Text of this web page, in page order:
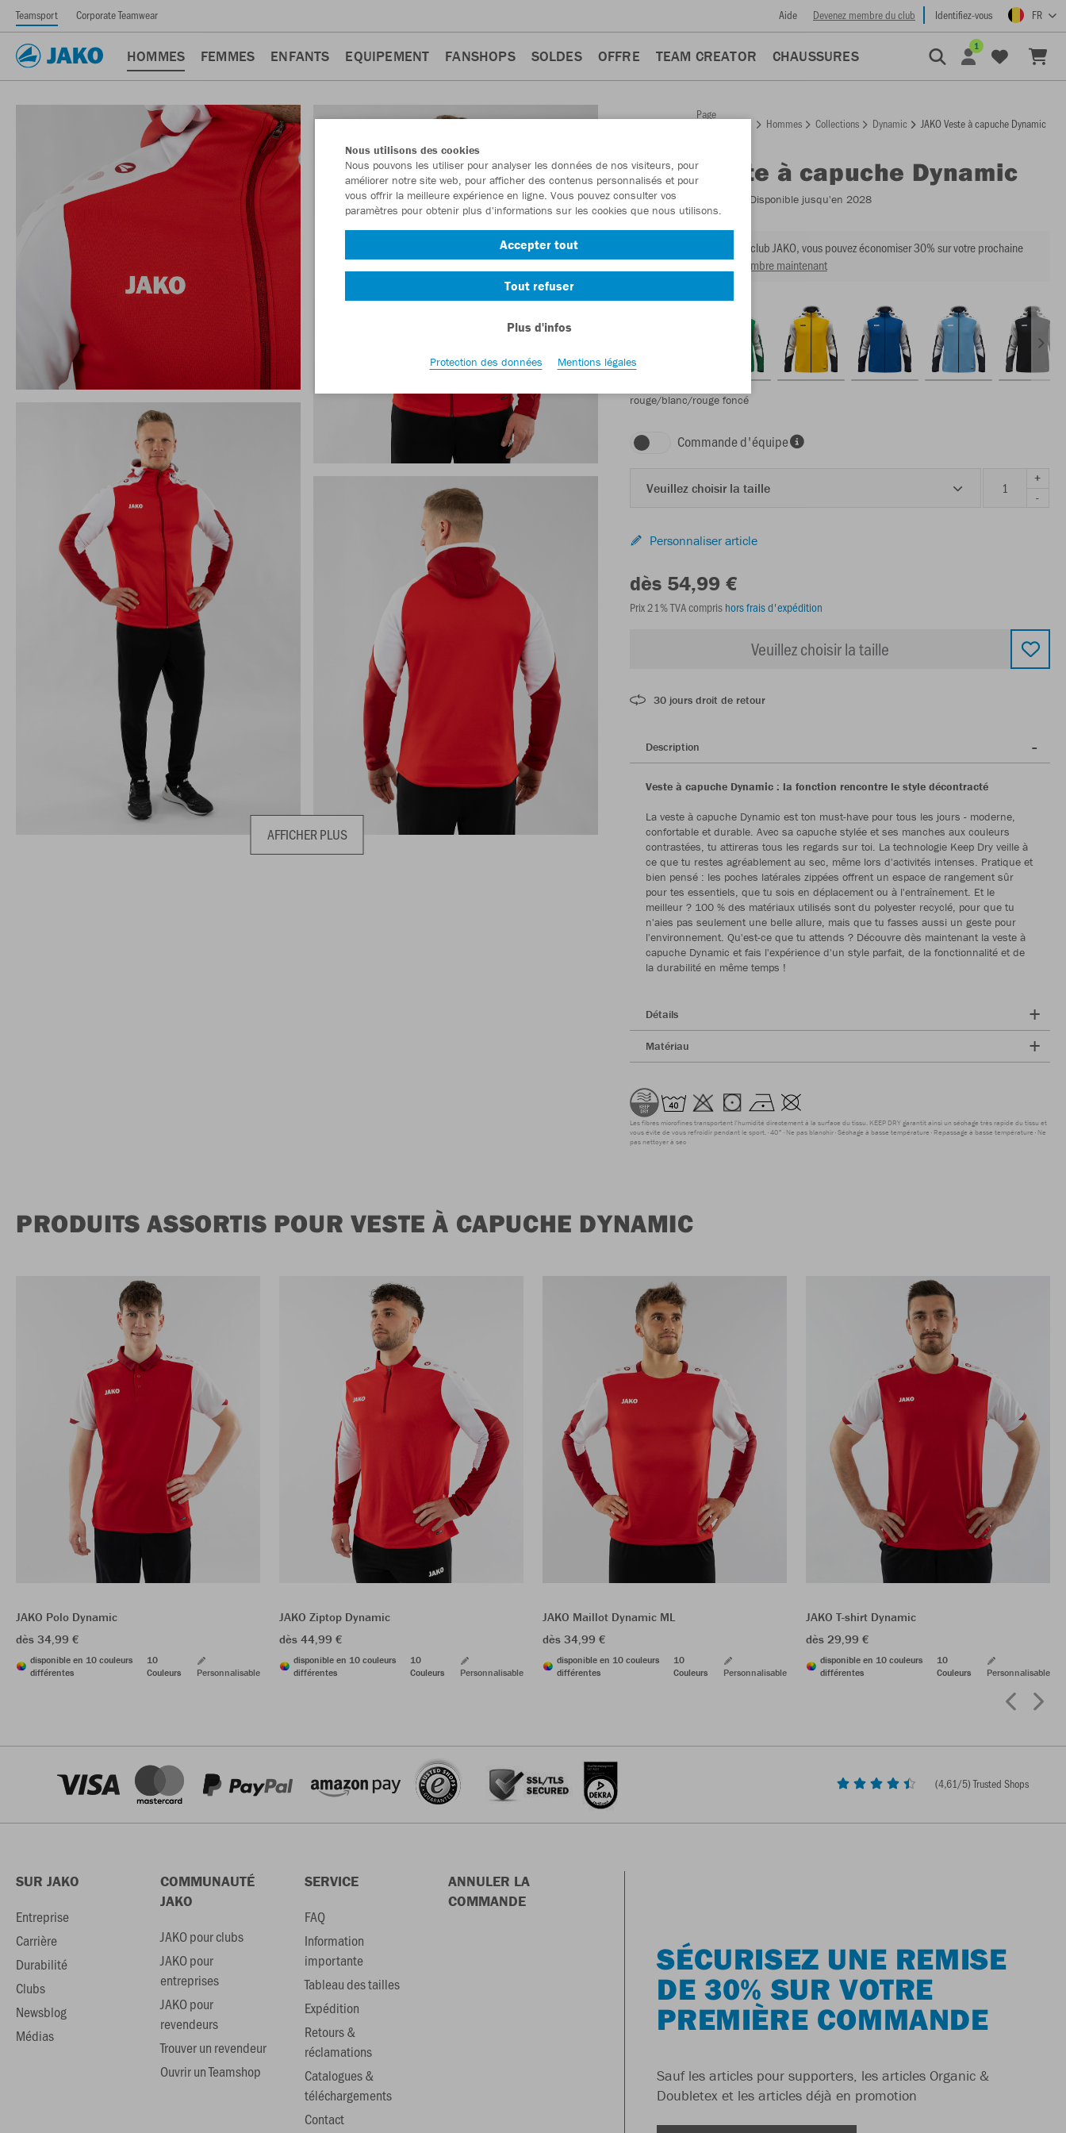
Teamsport Corporate Teamwear Aide Devenez membre du club Identifiez-vous FR
HOMMES FEMMES ENFANTS EQUIPEMENT FANSHOPS SOLDES OFFRE TEAM CREATOR CHAUSSURES
1
AFFICHER PLUS
Retour
Page
Hommes Collections Dynamic JAKO Veste à capuche Dynamic
JAKO Veste à capuche Dynamic
Numéro d’article: - Disponible jusqu'en 2028
En tant que membre du club JAKO, vous pouvez économiser 30% sur votre prochaine
commande.Devenir membre maintenant
rouge/blanc/rouge foncé
Commande d'équipe
Veuillez choisir la taille
+
-
Personnaliser article
dès 54,99 €
Prix 21% TVA compris hors frais d'expédition
Veuillez choisir la taille
30 jours droit de retour
Description
Veste à capuche Dynamic : la fonction rencontre le style décontracté
La veste à capuche Dynamic est ton must-have pour tous les jours - moderne,
confortable et durable. Avec sa capuche stylée et ses manches aux couleurs
contrastées, tu attireras tous les regards sur toi. La technologie Keep Dry veille à
ce que tu restes agréablement au sec, même lors d'activités intenses. Pratique et
bien pensé : les poches latérales zippées offrent un espace de rangement sûr
pour tes essentiels, que tu sois en déplacement ou à l'entraînement. Et le
meilleur ? 100 % des matériaux utilisés sont du polyester recyclé, pour que tu
n'aies pas seulement une belle allure, mais que tu fasses aussi un geste pour
l'environnement. Qu'est-ce que tu attends ? Découvre dès maintenant la veste à
capuche Dynamic et fais l'expérience d'un style parfait, de la fonctionnalité et de
la durabilité en même temps !
Détails
Matériau
Les fibres microfines transportent l'humidité directement à la surface du tissu. KEEP DRY garantit ainsi un séchage très rapide du tissu et
vous évite de vous refroidir pendant le sport. 40° Ne pas blanchir Séchage à basse température Repassage à basse température Ne
pas nettoyer à sec
PRODUITS ASSORTIS POUR VESTE À CAPUCHE DYNAMIC
JAKO Polo Dynamic
dès 34,99 €
disponible en 10 couleurs
différentes
10
Couleurs
Personnalisable
JAKO Ziptop Dynamic
dès 44,99 €
disponible en 10 couleurs
différentes
10
Couleurs
Personnalisable
JAKO Maillot Dynamic ML
dès 34,99 €
disponible en 10 couleurs
différentes
10
Couleurs
Personnalisable
JAKO T-shirt Dynamic
dès 29,99 €
disponible en 10 couleurs
différentes
10
Couleurs
Personnalisable
(4,61/5) Trusted Shops
SUR JAKO
Entreprise
Carrière
Durabilité
Clubs
Newsblog
Médias
COMMUNAUTÉ
JAKO
JAKO pour clubs
JAKO pour
entreprises
JAKO pour
revendeurs
Trouver un revendeur
Ouvrir un Teamshop
SERVICE
FAQ
Information
importante
Tableau des tailles
Expédition
Retours &
réclamations
Catalogues &
téléchargements
Contact
ANNULER LA
COMMANDE
SÉCURISEZ UNE REMISE
DE 30% SUR VOTRE
PREMIÈRE COMMANDE
Sauf les articles pour supporters, les articles Organic &
Doubletex et les articles déjà en promotion
Nous utilisons des cookies
Nous pouvons les utiliser pour analyser les données de nos visiteurs, pour
améliorer notre site web, pour afficher des contenus personnalisés et pour
vous offrir la meilleure expérience en ligne. Vous pouvez consulter vos
paramètres pour obtenir plus d'informations sur les cookies que nous utilisons.
Accepter tout
Tout refuser
Plus d'infos
Protection des données Mentions légales